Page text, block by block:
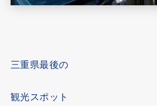
三重県最後の
観光スポット